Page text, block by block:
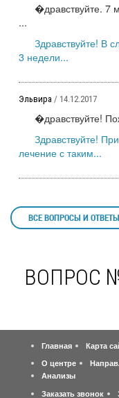
�дравствуйте. 7
...
Здравствуйте! В
3 недели...
Эльвира / 14.12.2017
�дравствуйте!
Здравствуйте!
лечение с таким...
ВСЕ ВОПРОСЫ И
ВОПРОС
Главная
Карта
О центре
Анализы
Заказать звонок